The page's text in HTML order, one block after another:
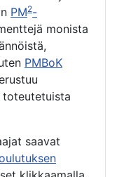
PM2-
monista
PMBoK
toteutetuista
saavat